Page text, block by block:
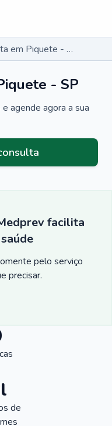
Nefrologista em Piquete - SP
- SP
agende agora a sua
facilita
pelo serviço
precisar.
de